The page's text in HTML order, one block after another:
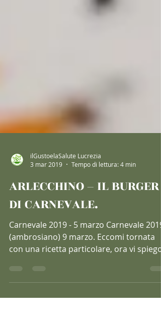
3 mar 2019
Tempo di lettura: 4 min
ARLECCHINO – IL BURGER
DI CARNEVALE.
Carnevale 2019 - 5 marzo Carnevale 2019
(ambrosiano) 9 marzo. Eccomi tornata
perché: Ho...